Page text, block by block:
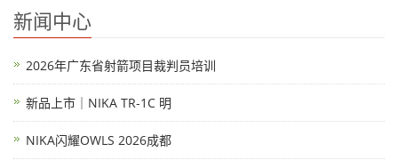
新闻中心
2026年广东省射箭项目裁判员培训
新品上市｜NIKA TR-1C 明
NIKA闪耀OWLS 2026成都